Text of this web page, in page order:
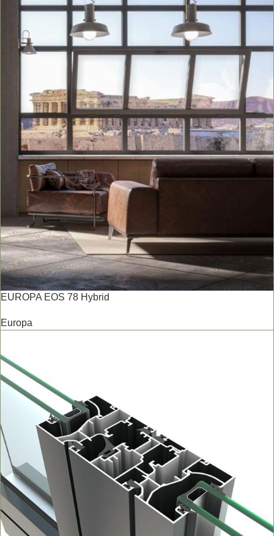
EUROPA EOS 78 Hybrid
Europa